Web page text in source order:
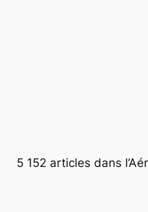
5 152 articles dans